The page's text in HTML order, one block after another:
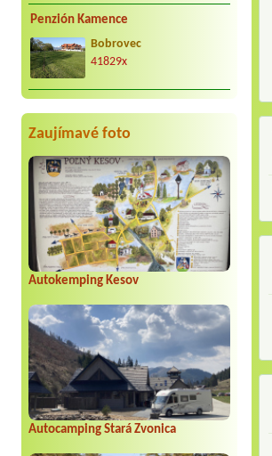
Penzión Kamence
Bobrovec
41829x
Zaujímavé foto
Autokemping Kesov
Autocamping Stará Zvonica